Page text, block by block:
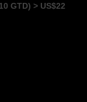
GTD) > US$22